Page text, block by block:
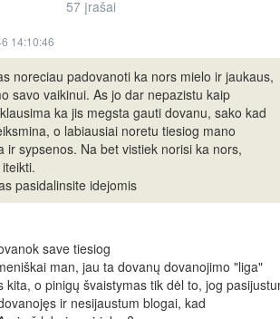
57 įrašai
14:10:46
noreciau padovanoti ka nors mielo ir jaukaus,
savo vaikinui. As jo dar nepazistu kaip
ka jis megsta gauti dovanu, sako kad
o labiausiai noretu tiesiog mano
ir sypsenos. Na bet vistiek norisi ka nors,
pasidalinsite idejomis
save tiesiog
man, jau ta dovanų dovanojimo "liga"
kita, o pinigų švaistymas tik dėl to, jog
ir nesijaustum blogai, kad